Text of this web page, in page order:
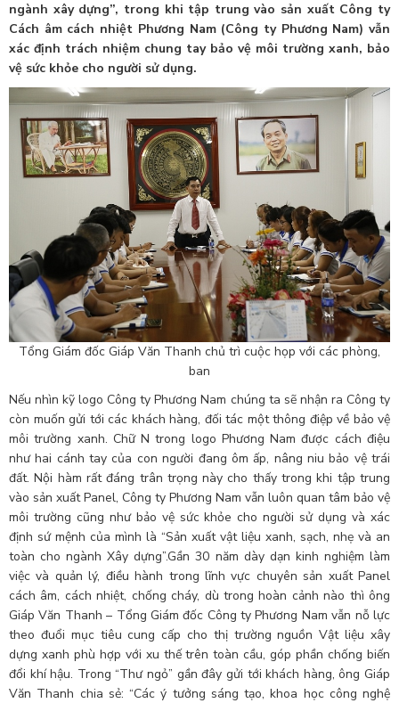
ngành xây dựng”, trong khi tập trung vào sản xuất Công ty
Cách âm cách nhiệt Phương Nam (Công ty Phương Nam) vẫn
xác định trách nhiệm chung tay bảo vệ môi trường xanh, bảo
vệ sức khỏe cho người sử dụng.
Tổng Giám đốc Giáp Văn Thanh chủ trì cuộc họp với các phòng,
ban
Nếu nhìn kỹ logo Công ty Phương Nam chúng ta sẽ nhận ra Công ty
còn muốn gửi tới các khách hàng, đối tác một thông điệp về bảo vệ
môi trường xanh. Chữ N trong logo Phương Nam được cách điệu
như hai cánh tay của con người đang ôm ấp, nâng niu bảo vệ trái
đất. Nội hàm rất đáng trân trọng này cho thấy trong khi tập trung
vào sản xuất Panel, Công ty Phương Nam vẫn luôn quan tâm bảo vệ
môi trường cũng như bảo vệ sức khỏe cho người sử dụng và xác
định sứ mệnh của mình là “Sản xuất vật liệu xanh, sạch, nhẹ và an
toàn cho ngành Xây dựng”.Gần 30 năm dày dạn kinh nghiệm làm
việc và quản lý, điều hành trong lĩnh vực chuyên sản xuất Panel
cách âm, cách nhiệt, chống cháy, dù trong hoàn cảnh nào thì ông
Giáp Văn Thanh – Tổng Giám đốc Công ty Phương Nam vẫn nỗ lực
theo đuổi mục tiêu cung cấp cho thị trường nguồn Vật liệu xây
dựng xanh phù hợp với xu thế trên toàn cầu, góp phần chống biến
đổi khí hậu. Trong “Thư ngỏ” gần đây gửi tới khách hàng, ông Giáp
Văn Thanh chia sẻ: “Các ý tưởng sáng tạo, khoa học công nghệ